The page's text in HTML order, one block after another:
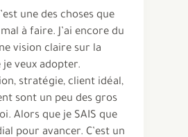
une des choses que
à faire. J’ai encore du
vision claire sur la
veux adopter.
stratégie, client idéal,
sont un peu des gros
Alors que je SAIS que
pour avancer. C’est un